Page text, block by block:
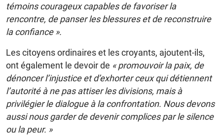
témoins courageux capables de favoriser la
rencontre, de panser les blessures et de reconstruire
la confiance ».
Les citoyens ordinaires et les croyants, ajoutent-ils,
ont également le devoir de « promouvoir la paix, de
dénoncer l’injustice et d’exhorter ceux qui détiennent
l’autorité à ne pas attiser les divisions, mais à
privilégier le dialogue à la confrontation. Nous devons
aussi nous garder de devenir complices par le silence
ou la peur. »